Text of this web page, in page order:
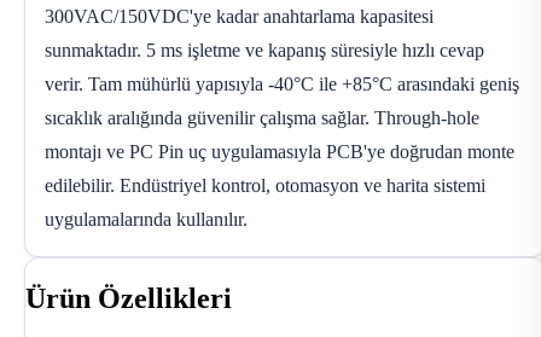
300VAC/150VDC'ye kadar anahtarlama kapasitesi
sunmaktadır. 5 ms işletme ve kapanış süresiyle hızlı cevap
verir. Tam mühürlü yapısıyla -40°C ile +85°C arasındaki geniş
sıcaklık aralığında güvenilir çalışma sağlar. Through-hole
montajı ve PC Pin uç uygulamasıyla PCB'ye doğrudan monte
edilebilir. Endüstriyel kontrol, otomasyon ve harita sistemi
uygulamalarında kullanılır.
Ürün Özellikleri